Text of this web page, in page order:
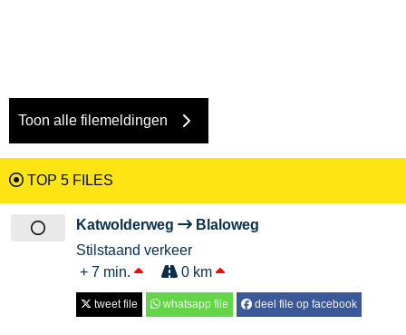
Toon alle filemeldingen
TOP 5 FILES
Katwolderweg
Blaloweg
Stilstaand verkeer
+ 7 min.
0 km
tweet file whatsapp file deel file op facebook